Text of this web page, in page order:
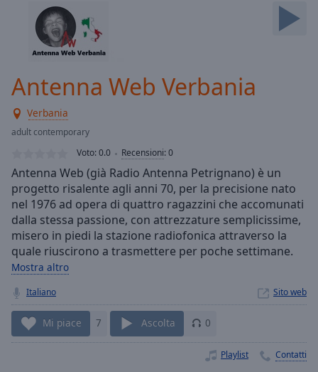
Forward
Current
Loaded:
0.00%
Type
live,
currently
behind
liveLIVE
Remaining
Time-
1x
Playback
Rate
Antenna Web Verbania
Verbania
adult contemporary
Voto:0.0 Recensioni:0
Antenna Web (già Radio Antenna Petrignano) è un
progetto risalente agli anni 70, per la precisione nato
nel 1976 ad opera di quattro ragazzini che accomunati
dalla stessa passione, con attrezzature semplicissime,
misero in piedi la stazione radiofonica attraverso la
quale riuscirono a trasmettere per poche settimane.
Mostra altro
Italiano Sito web
Mi piace 7 Ascolta 0
Playlist Contatti